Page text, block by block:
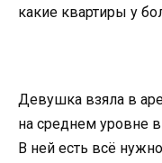
какие квартиры у
Девушка взяла в
на среднем уровне
В ней есть всё